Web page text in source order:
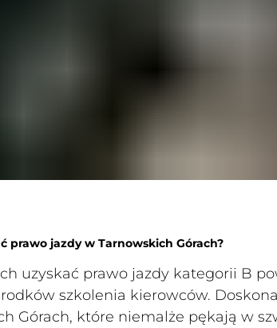
prawo jazdy w Tarnowskich Górach?
uzyskać prawo jazdy kategorii B
szkolenia kierowców.
Górach, które niemalże pękają w